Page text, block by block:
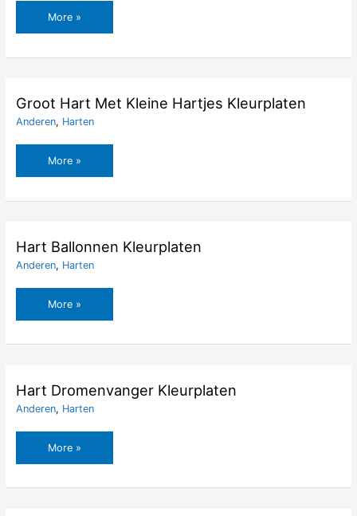
Gebroken
Hart
More »
Groot Hart Met Kleine Hartjes Kleurplaten
Anderen, Harten
Groot
Hart
Kleurplaten
More »
Hart Ballonnen Kleurplaten
Anderen, Harten
Hart
Ballonnen
More »
Hart Dromenvanger Kleurplaten
Anderen, Harten
Hart
Dromenvanger
More »